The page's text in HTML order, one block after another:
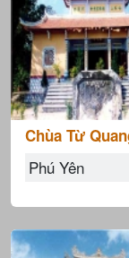
Chùa Từ
Phú Yên